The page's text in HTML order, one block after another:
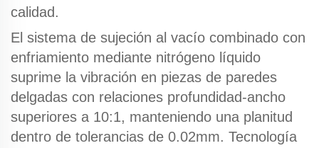
calidad.
El sistema de sujeción al vacío combinado con
enfriamiento mediante nitrógeno líquido
suprime la vibración en piezas de paredes
delgadas con relaciones profundidad-ancho
superiores a 10:1, manteniendo una planitud
dentro de tolerancias de 0.02mm. Tecnología